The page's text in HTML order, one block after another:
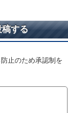
する
止のため承認制を